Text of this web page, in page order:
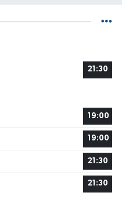
21:30
19:00
19:00
21:30
21:30